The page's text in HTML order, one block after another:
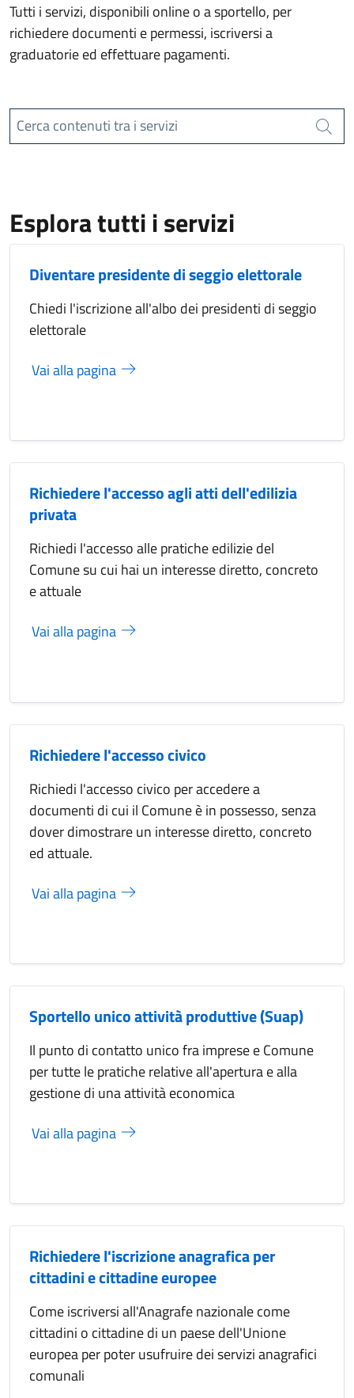
Tutti i servizi, disponibili online o a sportello, per
richiedere documenti e permessi, iscriversi a
graduatorie ed effettuare pagamenti.
Cerca contenuti tra i servizi
Cerca
Esplora tutti i servizi
Diventare presidente di seggio elettorale
Chiedi l'iscrizione all'albo dei presidenti di seggio
elettorale
Vai alla pagina
Richiedere l'accesso agli atti dell'edilizia
privata
Richiedi l'accesso alle pratiche edilizie del
Comune su cui hai un interesse diretto, concreto
e attuale
Vai alla pagina
Richiedere l'accesso civico
Richiedi l'accesso civico per accedere a
documenti di cui il Comune è in possesso, senza
dover dimostrare un interesse diretto, concreto
ed attuale.
Vai alla pagina
Sportello unico attività produttive (Suap)
Il punto di contatto unico fra imprese e Comune
per tutte le pratiche relative all'apertura e alla
gestione di una attività economica
Vai alla pagina
Richiedere l'iscrizione anagrafica per
cittadini e cittadine europee
Come iscriversi all'Anagrafe nazionale come
cittadini o cittadine di un paese dell'Unione
europea per poter usufruire dei servizi anagrafici
comunali